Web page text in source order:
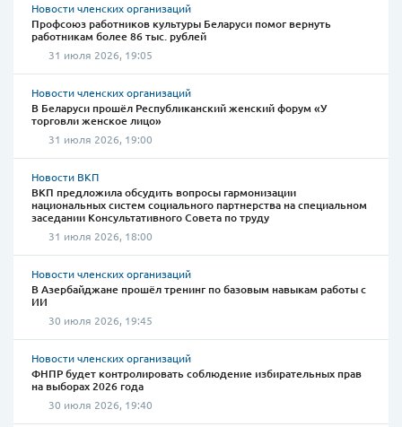
Новости членских организаций
Профсоюз работников культуры Беларуси помог вернуть
работникам более 86 тыс. рублей
31 июля 2026, 19:05
Новости членских организаций
В Беларуси прошёл Республиканский женский форум «У
торговли женское лицо»
31 июля 2026, 19:00
Новости ВКП
ВКП предложила обсудить вопросы гармонизации
национальных систем социального партнерства на специальном
заседании Консультативного Совета по труду
31 июля 2026, 18:00
Новости членских организаций
В Азербайджане прошёл тренинг по базовым навыкам работы с
ИИ
30 июля 2026, 19:45
Новости членских организаций
ФНПР будет контролировать соблюдение избирательных прав
на выборах 2026 года
30 июля 2026, 19:40